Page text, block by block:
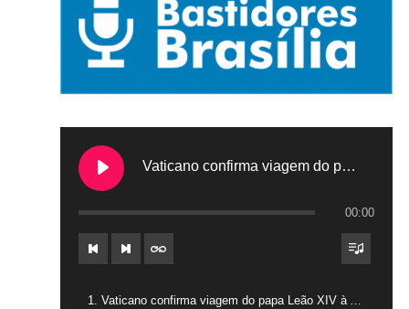
Vaticano confirma viagem do papa Leão XIV à América do Sul em novembro
00:00
1. Vaticano confirma viagem do papa Leão XIV à América do Sul em novembro